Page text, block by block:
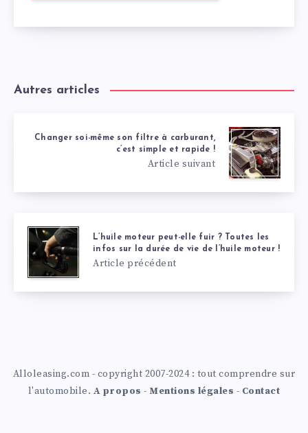
Autres articles
Changer soi-même son filtre à carburant,
c’est simple et rapide !
Article suivant
L’huile moteur peut-elle fuir ? Toutes les
infos sur la durée de vie de l’huile moteur !
Article précédent
Alloleasing.com - copyright 2007-2024 : tout comprendre sur
l'automobile. A propos -Mentions légales - Contact